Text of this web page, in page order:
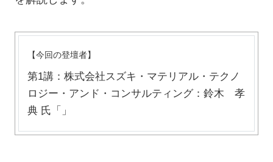
【今回の登壇者】
第1講：株式会社スズキ・マテリアル・テクノ
ロジー・アンド・コンサルティング：鈴木 孝
典 氏「」